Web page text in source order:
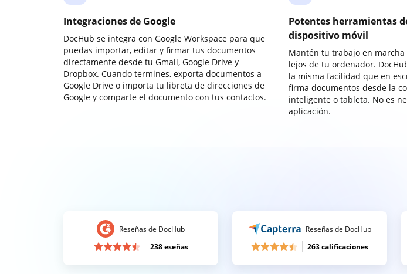
Integraciones de Google
DocHub se integra con Google Workspace para que
puedas importar, editar y firmar tus documentos
directamente desde tu Gmail, Google Drive y
Dropbox. Cuando termines, exporta documentos a
Google Drive o importa tu libreta de direcciones de
Google y comparte el documento con tus contactos.
Potentes herramientas
dispositivo móvil
Mantén tu trabajo en
lejos de tu ordenador.
la misma facilidad que en
firma documentos desde la
inteligente o tableta. No es
aplicación.
Reseñas de DocHub
238 eseñas
Reseñas de DocHub
263 calificaciones